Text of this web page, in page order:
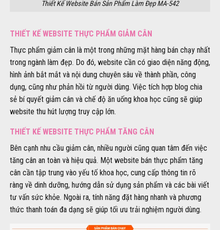
Thiết Kế Website Bán Sản Phẩm Làm Đẹp MA-542
THIẾT KẾ WEBSITE THỰC PHẨM GIẢM CÂN
Thực phẩm giảm cân là một trong những mặt hàng bán chạy nhất
trong ngành làm đẹp. Do đó, website cần có giao diện năng động,
hình ảnh bắt mắt và nội dung chuyên sâu về thành phần, công
dụng, cũng như phản hồi từ người dùng. Việc tích hợp blog chia
sẻ bí quyết giảm cân và chế độ ăn uống khoa học cũng sẽ giúp
website thu hút lượng truy cập lớn.
THIẾT KẾ WEBSITE THỰC PHẨM TĂNG CÂN
Bên cạnh nhu cầu giảm cân, nhiều người cũng quan tâm đến việc
tăng cân an toàn và hiệu quả. Một website bán thực phẩm tăng
cân cần tập trung vào yếu tố khoa học, cung cấp thông tin rõ
ràng về dinh dưỡng, hướng dẫn sử dụng sản phẩm và các bài viết
tư vấn sức khỏe. Ngoài ra, tính năng đặt hàng nhanh và phương
thức thanh toán đa dạng sẽ giúp tối ưu trải nghiệm người dùng.